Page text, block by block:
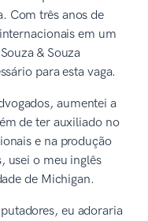
Com três anos de
em um
& Souza
para esta vaga.
aumentei a
de ter auxiliado no
e na produção
usei o meu inglês
de Michigan.
eu adoraria